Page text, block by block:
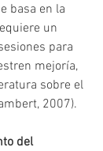
basa en la
un
para
mejoría,
sobre el
2007).
del